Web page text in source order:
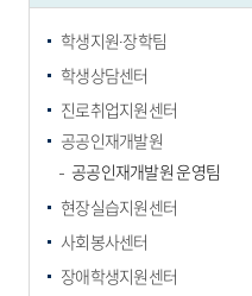
학생지원∙장학팀
학생상담센터
진로취업지원센터
공공인재개발원
공공인재개발원 운영팀
현장실습지원센터
사회봉사센터
장애학생지원센터